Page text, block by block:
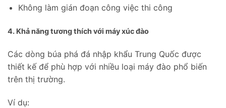
Không làm gián đoạn công việc thi công
4. Khả năng tương thích với máy xúc đào
Các dòng búa phá đá nhập khẩu Trung Quốc được
thiết kế để phù hợp với nhiều loại máy đào phổ biến
trên thị trường.
Ví dụ: